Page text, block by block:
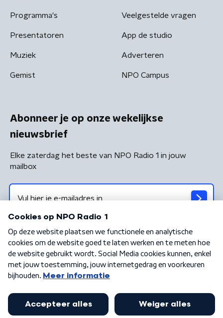
Programma's
Presentatoren
Muziek
Gemist
Veelgestelde vragen
App de studio
Adverteren
NPO Campus
Abonneer je op onze wekelijkse
nieuwsbrief
Elke zaterdag het beste van NPO Radio 1 in jouw
mailbox
Algemene voorwaarden